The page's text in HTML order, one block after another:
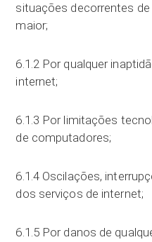
situações decorrentes
maior;
6.1.2 Por qualquer
internet;
6.1.3 Por limitações
de computadores;
6.1.4 Oscilações,
dos serviços de internet;
6.1.5 Por danos de